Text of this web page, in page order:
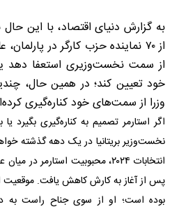
به گزارش دنیای اقتصاد، با این
از ۷۰ نماینده حزب کارگر در
از سمت نخست‌وزیری استعفا دهد
خود تعیین کند؛ در همین حال،
وزرا از سمت‌های خود کناره‌گیری
اگر استارمر تصمیم به کناره‌گیری بگیرد
نخست‌وزیر بریتانیا در یک دهه گذشته
انتخابات ۲۰۲۴، محبوبیت استارمر در
پس از آغاز به کارش کاهش یافت. موقعیت
بوده است؛ او از سوی جناح راست به